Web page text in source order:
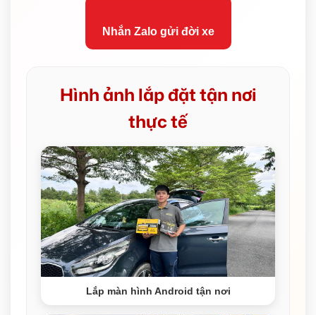
Nhắn Zalo gửi đời xe
Hình ảnh lắp đặt tận nơi
thực tế
Lắp màn hình Android tận nơi